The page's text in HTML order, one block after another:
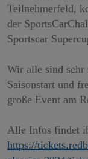
Teilnehmerfeld,
der
Sportscar
Wir alle sind
Saisonstart und
große Event am
Alle Infos findet
https://